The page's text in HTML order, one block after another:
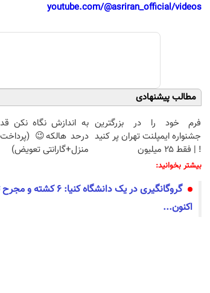
youtube.com/@asriran_official/videos
مطالب پیشنهادی
فرم خود را در بزرگترین
جشنواره ایمپلنت تهران پر کنید
! | فقط ۲۵ میلیون
به اندازش نگاه نکن
درحد هالکه😉
منزل+گارانتی تعویض)
بیشتر بخوانید:
گروگانگیری در یک دانشگاه کنیا: 6 کشته و
اکنون...